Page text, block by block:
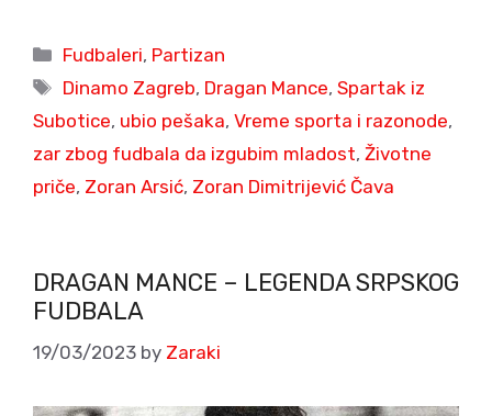
Categories
Fudbaleri, Partizan
Tags
Dinamo Zagreb, Dragan Mance,Spartak iz
Subotice, ubio pešaka, Vreme sporta i razonode,
zar zbog fudbala da izgubim mladost, Životne
priče, Zoran Arsić, Zoran Dimitrijević Čava
DRAGAN MANCE – LEGENDA SRPSKOG
FUDBALA
19/03/2023 by Zaraki